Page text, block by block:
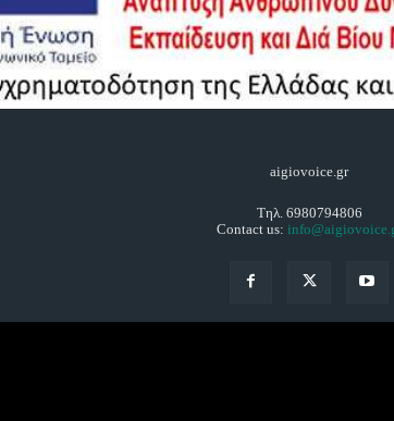
aigiovoice.gr
Τηλ. 6980794806
Contact us: